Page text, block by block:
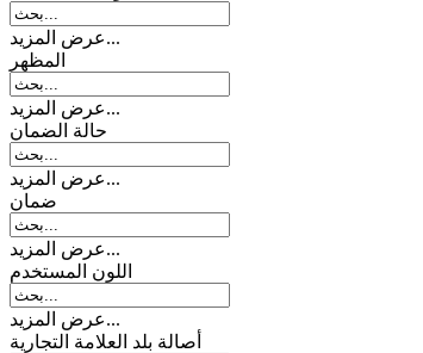
عرض المزيد...
المظهر
عرض المزيد...
حالة الضمان
عرض المزيد...
ضمان
عرض المزيد...
اللون المستخدم
عرض المزيد...
أصالة بلد العلامة التجارية